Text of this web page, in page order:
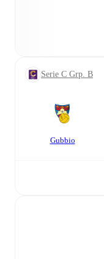
Serie C Grp. B
Gubbio